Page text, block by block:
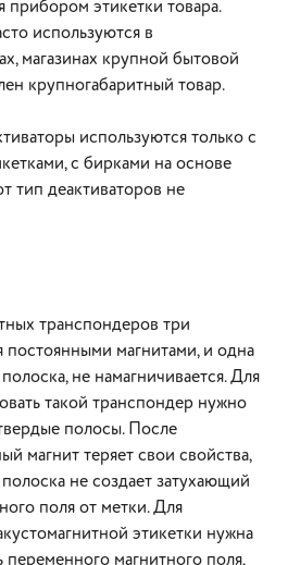
прибором этикетки товара.
используются в
магазинах крупной бытовой
крупногабаритный товар.
используются только с
с бирками на основе
тип деактиваторов не
транспондеров три
постоянными магнитами, и одна
не намагничивается. Для
такой транспондер нужно
полосы. После
магнит теряет свои свойства,
не создает затухающий
поля от метки. Для
этикетки нужна